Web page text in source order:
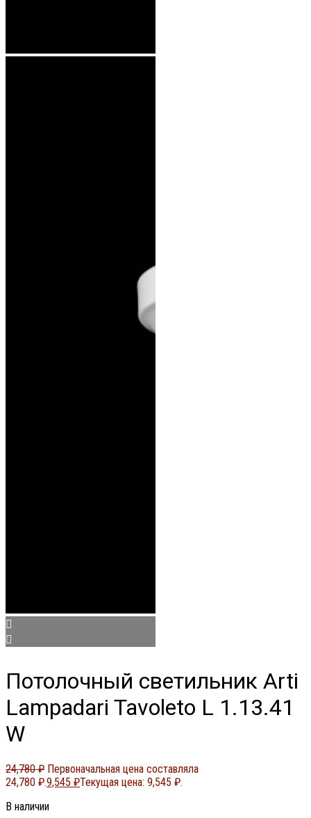
Потолочный светильник Arti
Lampadari Tavoleto L 1.13.41
W
24,780₽ Первоначальная цена составляла
24,780 ₽.9,545 ₽Текущая цена: 9,545 ₽.
В наличии